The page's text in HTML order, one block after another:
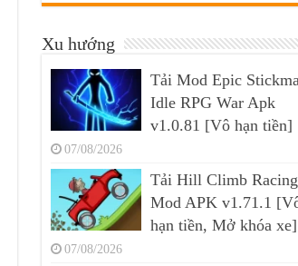
Xu hướng
Tải Mod Epic
Idle RPG War Apk
v1.0.81 [Vô hạn tiền]
07/08/2026
Tải Hill Climb Racing
Mod APK v1.71.1
hạn tiền, Mở khóa xe]
07/08/2026